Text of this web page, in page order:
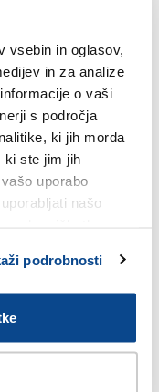
vsebin in oglasov,
in za analize
o vaši
s področja
ki jih morda
ki ste jim jih
uporabo
našo
podrobnosti
Poudaril
spopadov
sredstev.
krajev, v katerih
spomnil, da v
zbor Stane
tržaškega
Panteca. Venec
župnik Rudy